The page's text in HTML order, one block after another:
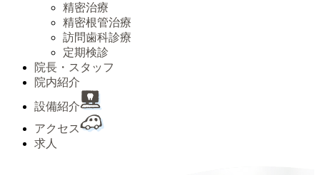
精密治療
精密根管治療
訪問歯科診療
定期検診
院長・スタッフ
院内紹介
設備紹介
アクセス
求人